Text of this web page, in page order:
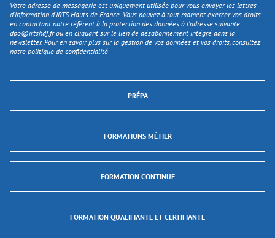
Votre adresse de messagerie est uniquement utilisée pour vous envoyer les lettres
d'information d’IRTS Hauts de France. Vous pouvez à tout moment exercer vos droits
en contactant notre référent à la protection des données à l’adresse suivante :
dpo@irtshdf.frou en cliquant sur le lien de désabonnement intégré dans la
newsletter. Pour en savoir plus sur la gestion de vos données et vos droits, consultez
notre politique de confidentialité
PRÉPA
FORMATIONS MÉTIER
FORMATION CONTINUE
FORMATION QUALIFIANTE ET CERTIFIANTE